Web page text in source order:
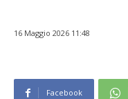
16 Maggio 2026 11:48
Facebook